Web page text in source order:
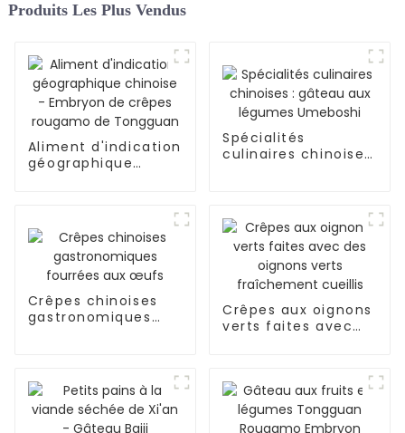
Produits Les Plus Vendus
Aliment d'indication
géographique
Spécialités
culinaires chinoises
Crêpes chinoises
gastronomiques
Crêpes aux oignons
verts faites avec